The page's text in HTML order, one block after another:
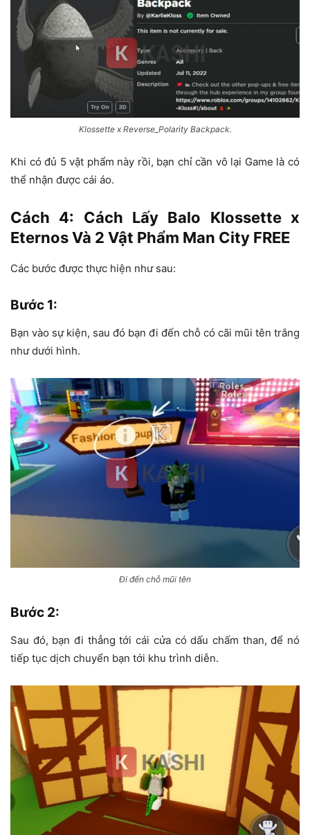
Klossette x Reverse_Polarity Backpack.
Khi có đủ 5 vật phẩm này rồi, bạn chỉ cần vô lại Game là có
thể nhận được cái áo.
Cách 4: Cách Lấy Balo Klossette x
Eternos Và 2 Vật Phẩm Man City FREE
Các bước được thực hiện như sau:
Bước 1:
Bạn vào sự kiện, sau đó bạn đi đến chỗ có cãi mũi tên trắng
như dưới hình.
Đi đến chỗ mũi tên
Bước 2:
Sau đó, bạn đi thẳng tới cái cửa có dấu chấm than, để nó
tiếp tục dịch chuyển bạn tới khu trình diễn.